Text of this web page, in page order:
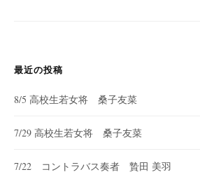
最近の投稿
8/5 高校生若女将 桑子友菜
7/29 高校生若女将 桑子友菜
7/22 コントラバス奏者 贄田 美羽